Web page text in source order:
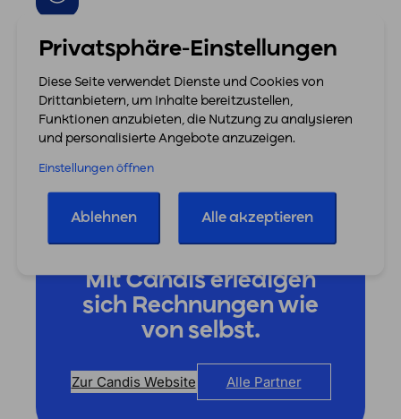
Die Rechnungen im Überblick
Jederzeit erkennen, ob eine Rechnung bereits
freigegeben und exportiert wurde und bei wem die
Rechnung gerade liegt.
Mit Candis erledigen
sich Rechnungen wie
von selbst.
Zur Candis Website Alle Partner
Privatsphäre-Einstellungen
Diese Seite verwendet Dienste und Cookies von
Drittanbietern, um Inhalte bereitzustellen,
Funktionen anzubieten, die Nutzung zu analysieren
und personalisierte Angebote anzuzeigen.
Einstellungen öffnen
Ablehnen Alle akzeptieren